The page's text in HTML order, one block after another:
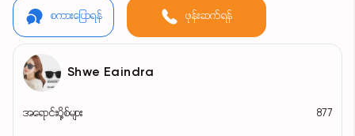
စကားပြောရန် ဖုန်းဆက်ရန်
Shwe Eaindra
အရောင်းပို့စ်များ 877